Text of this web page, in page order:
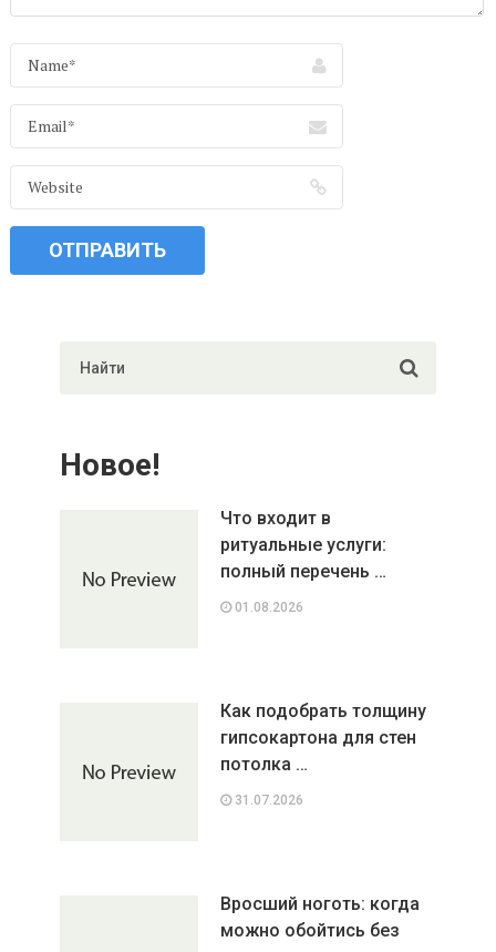
Новое!
Что входит в
ритуальные услуги:
полный перечень …
01.08.2026
Как подобрать толщину
гипсокартона для стен
потолка …
31.07.2026
Вросший ноготь: когда
можно обойтись без